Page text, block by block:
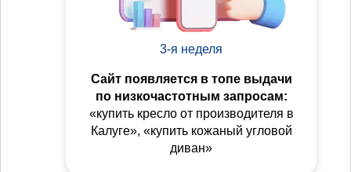
3-я неделя
Сайт появляется в топе выдачи
по низкочастотным запросам:
«купить кресло от производителя в
Калуге», «купить кожаный угловой
диван»